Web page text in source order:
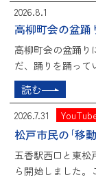
2026.8.1
高柳町会の盆踊
高柳町会の盆踊り
だ、踊りを踊って
読む
2026.7.31
松戸市民の｢移
五香駅西口と東松
ら開始しました。